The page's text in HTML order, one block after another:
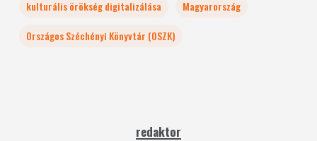
kulturális örökség digitalizálása
Magyarország
Országos Széchényi Könyvtár (OSZK)
redaktor